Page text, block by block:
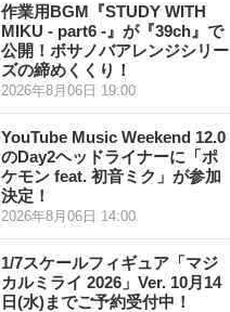
作業用BGM『STUDY WITH
MIKU - part6 -』が『39ch』で
公開！ボサノバアレンジシリー
ズの締めくくり！
2026年8月06日 19:00
YouTube Music Weekend 12.0
のDay2ヘッドライナーに「ポ
ケモン feat. 初音ミク」が参加
決定！
2026年8月06日 14:00
1/7スケールフィギュア「マジ
カルミライ 2026」Ver. 10月14
日(水)までご予約受付中！